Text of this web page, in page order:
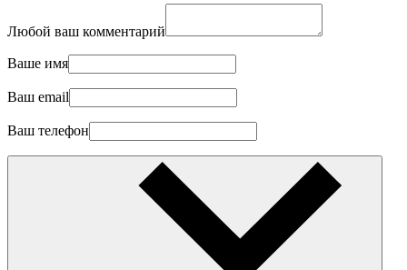
Любой ваш комментарий
Ваше имя
Ваш email
Ваш телефон